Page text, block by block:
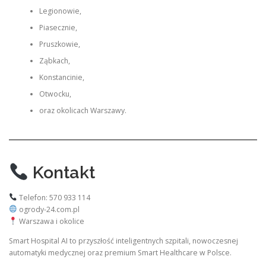
Legionowie,
Piasecznie,
Pruszkowie,
Ząbkach,
Konstancinie,
Otwocku,
oraz okolicach Warszawy.
Kontakt
Telefon: 570 933 114
ogrody-24.com.pl
Warszawa i okolice
Smart Hospital AI to przyszłość inteligentnych szpitali, nowoczesnej
automatyki medycznej oraz premium Smart Healthcare w Polsce.